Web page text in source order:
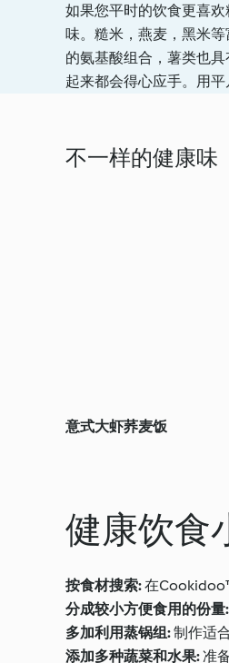
如果您平时的饮食更喜
味。糙米，燕麦，黑米
的氨基酸组合，薯类也
起来都会得心应手。用平
不一样的健康味
意式大虾荞麦饭
健康饮食
按食材搜索:在
分成较小方便食用的份量:
多加利用蒸锅组:制作适
添加多种蔬菜和水果:准